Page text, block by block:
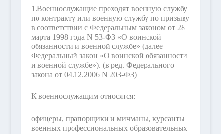
1.Военнослужащие проходят военную службу
по контракту или военную службу по призыву
в соответствии с Федеральным законом от 28
марта 1998 года N 53-ФЗ «О воинской
обязанности и военной службе» (далее —
Федеральный закон «О воинской обязанности
и военной службе»). (в ред. Федерального
закона от 04.12.2006 N 203-ФЗ)
К военнослужащим относятся:
офицеры, прапорщики и мичманы, курсанты
военных профессиональных образовательных